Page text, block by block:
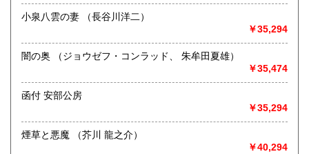
取り扱い分野
総記、哲学宗教、歴史、社会科学、自然科学、美術工芸、国
語国文、外国文学、古典籍、近代文献、趣味、外国書、サブ
カルチャー、古書一般（その他）
小泉八雲の妻 （長谷川洋二）
￥35,294
闇の奥 （ジョウゼフ・コンラッド、 朱牟田夏雄）
￥35,474
函付 安部公房
￥35,294
煙草と悪魔 （芥川 龍之介）
￥40,294